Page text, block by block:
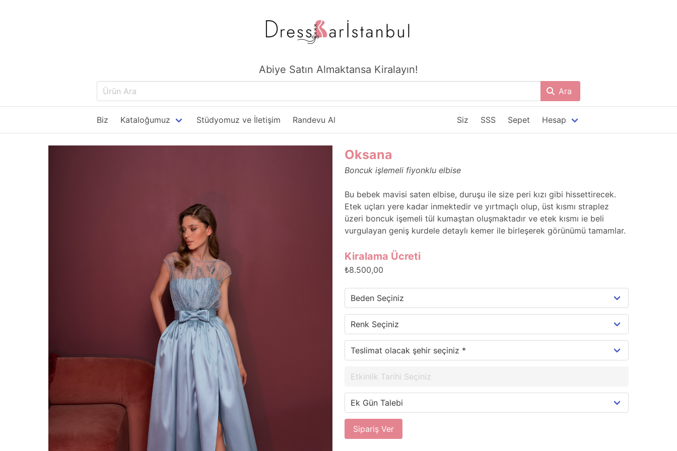
Abiye Satın Almaktansa Kiralayın!
Ara
Biz Kataloğumuz Stüdyomuz ve İletişim Randevu Al Siz SSS Sepet Hesap
Oksana
Boncuk işlemeli fiyonklu elbise
Bu bebek mavisi saten elbise, duruşu ile size peri kızı gibi hissettirecek.
Etek uçları yere kadar inmektedir ve yırtmaçlı olup, üst kısmı straplez
üzeri boncuk işemeli tül kumaştan oluşmaktadır ve etek kısmı ie beli
vurgulayan geniş kurdele detaylı kemer ile birleşerek görünümü tamamlar.
Kiralama Ücreti
₺8.500,00
Sipariş Ver